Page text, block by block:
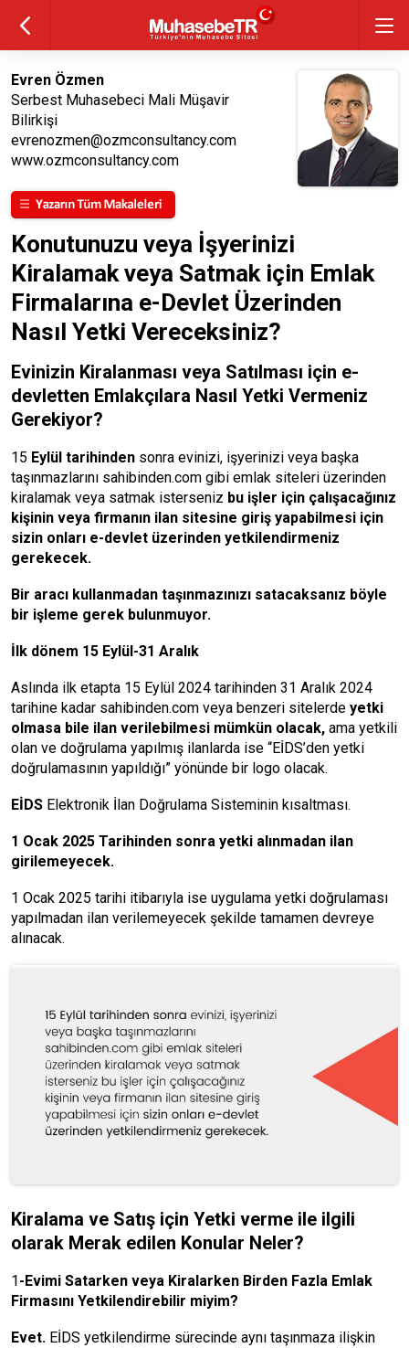
Evren Özmen
Serbest Muhasebeci Mali Müşavir
Bilirkişi
evrenozmen@ozmconsultancy.com
www.ozmconsultancy.com
Konutunuzu veya İşyerinizi
Kiralamak veya Satmak için Emlak
Firmalarına e-Devlet Üzerinden
Nasıl Yetki Vereceksiniz?
Evinizin Kiralanması veya Satılması için e-
devletten Emlakçılara Nasıl Yetki Vermeniz
Gerekiyor?
15 Eylül tarihinden sonra evinizi, işyerinizi veya başka
taşınmazlarını sahibinden.com gibi emlak siteleri üzerinden
kiralamak veya satmak isterseniz bu işler için çalışacağınız
kişinin veya firmanın ilan sitesine giriş yapabilmesi için
sizin onları e-devlet üzerinden yetkilendirmeniz
gerekecek.
Bir aracı kullanmadan taşınmazınızı satacaksanız böyle
bir işleme gerek bulunmuyor.
İlk dönem 15 Eylül-31 Aralık
Aslında ilk etapta 15 Eylül 2024 tarihinden 31 Aralık 2024
tarihine kadar sahibinden.com veya benzeri sitelerde yetki
olmasa bile ilan verilebilmesi mümkün olacak, ama yetkili
olan ve doğrulama yapılmış ilanlarda ise “EİDS’den yetki
doğrulamasının yapıldığı” yönünde bir logo olacak.
EİDS Elektronik İlan Doğrulama Sisteminin kısaltması.
1 Ocak 2025 Tarihinden sonra yetki alınmadan ilan
girilemeyecek.
1 Ocak 2025 tarihi itibarıyla ise uygulama yetki doğrulaması
yapılmadan ilan verilemeyecek şekilde tamamen devreye
alınacak.
Kiralama ve Satış için Yetki verme ile ilgili
olarak Merak edilen Konular Neler?
1 -Evimi Satarken veya Kiralarken Birden Fazla Emlak
Firmasını Yetkilendirebilir miyim?
Evet. EİDS yetkilendirme sürecinde aynı taşınmaza ilişkin